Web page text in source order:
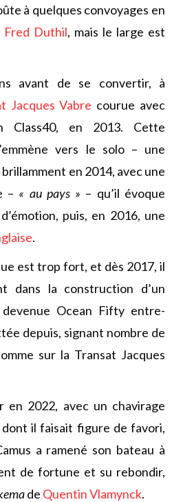
à quelques convoyages en
Fred Duthil, mais le large est
avant de se convertir, à
Jacques Vabre courue avec
Class40, en 2013. Cette
vers le solo – une
en 2014, avec une
– « au pays » – qu’il évoque
puis, en 2016, une
.
est trop fort, et dès 2017, il
dans la construction d’un
Ocean Fifty entre-
depuis, signant nombre de
sur la Transat Jacques
en 2022, avec un chavirage
dont il faisait figure de favori,
a ramené son bateau à
de fortune et su rebondir,
de Quentin Vlamynck.